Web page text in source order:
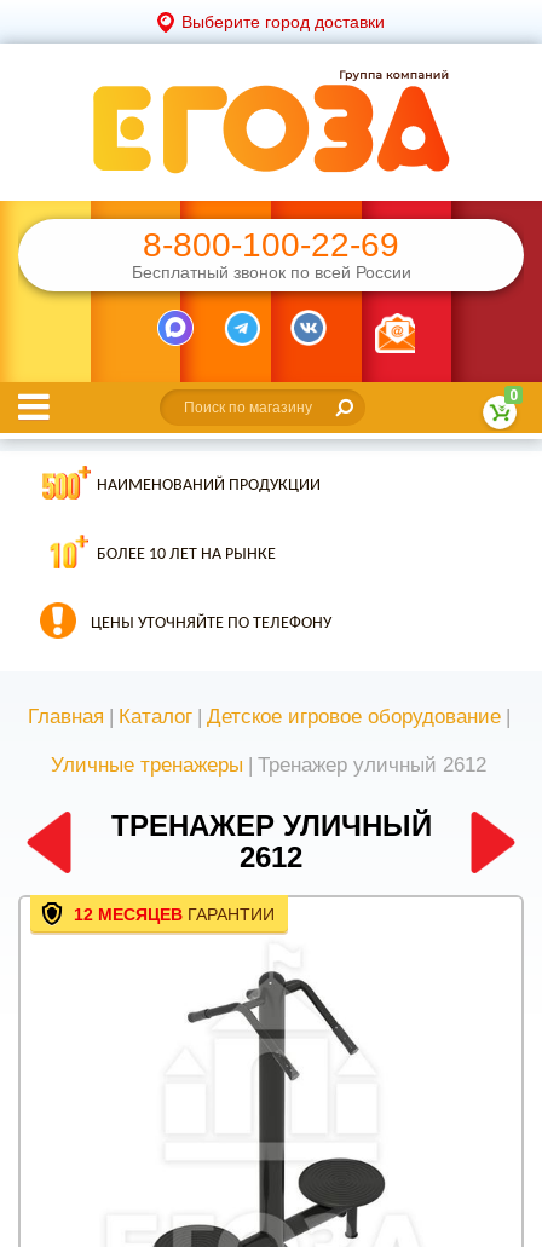
Выберите город доставки
8-800-100-22-69
Бесплатный звонок по всей России
0
НАИМЕНОВАНИЙ ПРОДУКЦИИ
БОЛЕЕ 10 ЛЕТ НА РЫНКЕ
ЦЕНЫ УТОЧНЯЙТЕ ПО ТЕЛЕФОНУ
Главная | Каталог | Детское игровое оборудование |
Уличные тренажеры | Тренажер уличный 2612
ТРЕНАЖЕР УЛИЧНЫЙ
2612
12 МЕСЯЦЕВ ГАРАНТИИ